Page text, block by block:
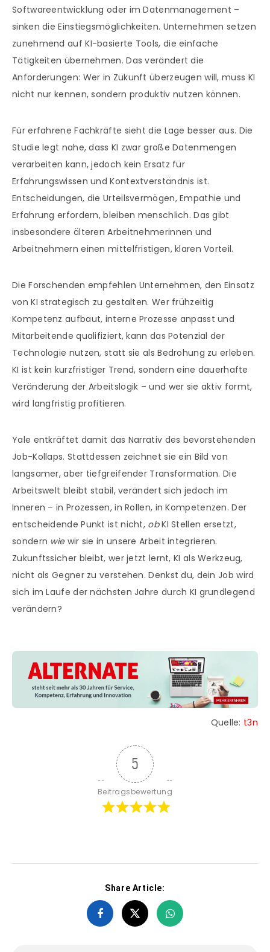
Softwareentwicklung oder im Datenmanagement –
sinken die Einstiegsmöglichkeiten. Unternehmen setzen
zunehmend auf KI-basierte Tools, die einfache
Tätigkeiten übernehmen. Das verändert die
Anforderungen: Wer in Zukunft überzeugen will, muss KI
nicht nur kennen, sondern produktiv nutzen können.
Für erfahrene Fachkräfte sieht die Lage besser aus. Die
Studie legt nahe, dass KI zwar große Datenmengen
verarbeiten kann, jedoch kein Ersatz für
Erfahrungswissen und Kontextverständnis ist.
Entscheidungen, die Urteilsvermögen, Empathie und
Erfahrung erfordern, bleiben menschlich. Das gibt
insbesondere älteren Arbeitnehmerinnen und
Arbeitnehmern einen mittelfristigen, klaren Vorteil.
Die Forschenden empfehlen Unternehmen, den Einsatz
von KI strategisch zu gestalten. Wer frühzeitig
Kompetenz aufbaut, interne Prozesse anpasst und
Mitarbeitende qualifiziert, kann das Potenzial der
Technologie nutzen, statt sie als Bedrohung zu erleben.
KI ist kein kurzfristiger Trend, sondern eine dauerhafte
Veränderung der Arbeitslogik – und wer sie aktiv formt,
wird langfristig profitieren.
Yale entkräftet damit das Narrativ des bevorstehenden
Job-Kollaps. Stattdessen zeichnet sie ein Bild von
langsamer, aber tiefgreifender Transformation. Die
Arbeitswelt bleibt stabil, verändert sich jedoch im
Inneren – in Prozessen, in Rollen, in Kompetenzen. Der
entscheidende Punkt ist nicht, obKI Stellen ersetzt,
sondern wiewir sie in unsere Arbeit integrieren.
Zukunftssicher bleibt, wer jetzt lernt, KI als Werkzeug,
nicht als Gegner zu verstehen. Denkst du, dein Job wird
sich im Laufe der nächsten Jahre durch KI grundlegend
verändern?
Quelle: t3n
5
Beitragsbewertung
Share Article: